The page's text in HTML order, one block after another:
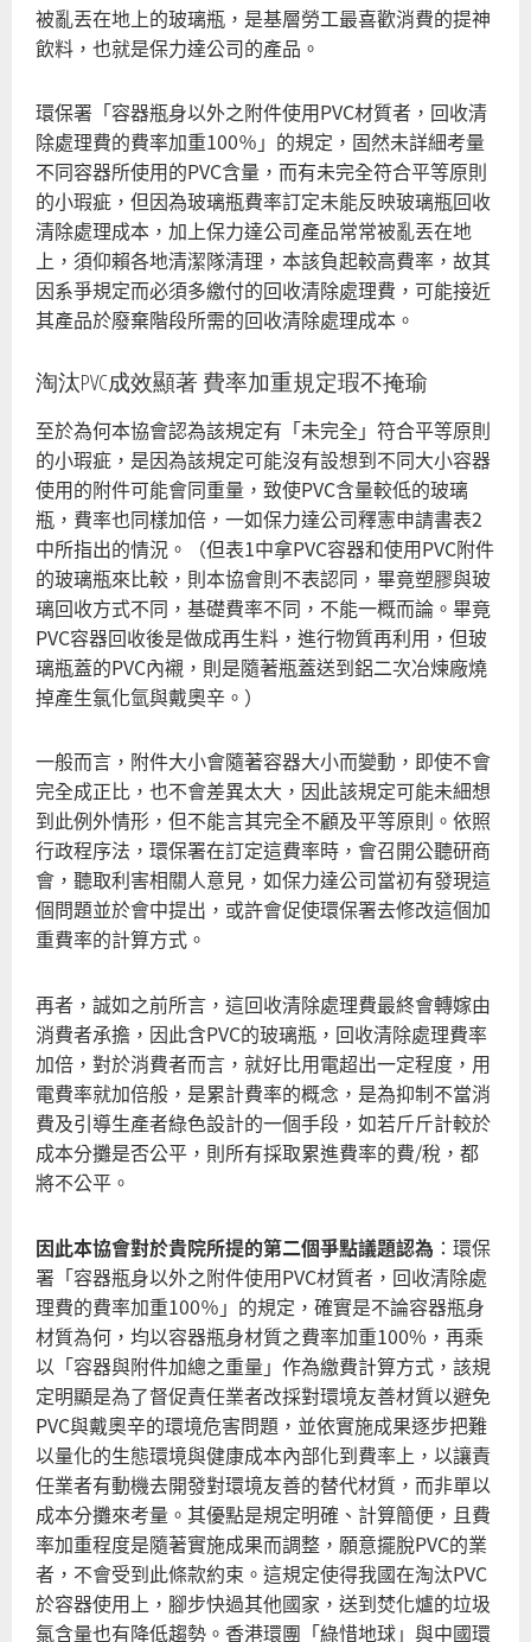
被亂丟在地上的玻璃瓶，是基層勞工最喜歡消費的提神
飲料，也就是保力達公司的產品。
環保署「容器瓶身以外之附件使用PVC材質者，回收清
除處理費的費率加重100％」的規定，固然未詳細考量
不同容器所使用的PVC含量，而有未完全符合平等原則
的小瑕疵，但因為玻璃瓶費率訂定未能反映玻璃瓶回收
清除處理成本，加上保力達公司產品常常被亂丟在地
上，須仰賴各地清潔隊清理，本該負起較高費率，故其
因系爭規定而必須多繳付的回收清除處理費，可能接近
其產品於廢棄階段所需的回收清除處理成本。
淘汰PVC成效顯著 費率加重規定瑕不掩瑜
至於為何本協會認為該規定有「未完全」符合平等原則
的小瑕疵，是因為該規定可能沒有設想到不同大小容器
使用的附件可能會同重量，致使PVC含量較低的玻璃
瓶，費率也同樣加倍，一如保力達公司釋憲申請書表2
中所指出的情況。（但表1中拿PVC容器和使用PVC附件
的玻璃瓶來比較，則本協會則不表認同，畢竟塑膠與玻
璃回收方式不同，基礎費率不同，不能一概而論。畢竟
PVC容器回收後是做成再生料，進行物質再利用，但玻
璃瓶蓋的PVC內襯，則是隨著瓶蓋送到鋁二次冶煉廠燒
掉產生氯化氫與戴奧辛。）
一般而言，附件大小會隨著容器大小而變動，即使不會
完全成正比，也不會差異太大，因此該規定可能未細想
到此例外情形，但不能言其完全不顧及平等原則。依照
行政程序法，環保署在訂定這費率時，會召開公聽研商
會，聽取利害相關人意見，如保力達公司當初有發現這
個問題並於會中提出，或許會促使環保署去修改這個加
重費率的計算方式。
再者，誠如之前所言，這回收清除處理費最終會轉嫁由
消費者承擔，因此含PVC的玻璃瓶，回收清除處理費率
加倍，對於消費者而言，就好比用電超出一定程度，用
電費率就加倍般，是累計費率的概念，是為抑制不當消
費及引導生產者綠色設計的一個手段，如若斤斤計較於
成本分攤是否公平，則所有採取累進費率的費/稅，都
將不公平。
因此本協會對於貴院所提的第二個爭點議題認為 ：環保
署「容器瓶身以外之附件使用PVC材質者，回收清除處
理費的費率加重100％」的規定，確實是不論容器瓶身
材質為何，均以容器瓶身材質之費率加重100%，再乘
以「容器與附件加總之重量」作為繳費計算方式，該規
定明顯是為了督促責任業者改採對環境友善材質以避免
PVC與戴奧辛的環境危害問題，並依實施成果逐步把難
以量化的生態環境與健康成本內部化到費率上，以讓責
任業者有動機去開發對環境友善的替代材質，而非單以
成本分攤來考量。其優點是規定明確、計算簡便，且費
率加重程度是隨著實施成果而調整，願意擺脫PVC的業
者，不會受到此條款約束。這規定使得我國在淘汰PVC
於容器使用上，腳步快過其他國家，送到焚化爐的垃圾
氯含量也有降低趨勢。香港環團「綠惜地球」與中國環